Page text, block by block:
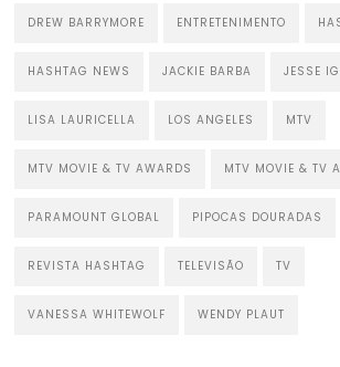
DREW BARRYMORE ENTRETENIMENTO
HASHTAG NEWS JACKIE BARBA JESSE
LISA LAURICELLA LOS ANGELES MTV
MTV MOVIE & TV AWARDS MTV MOVIE & TV
PARAMOUNT GLOBAL PIPOCAS DOURADAS
REVISTA HASHTAG TELEVISÃO TV
VANESSA WHITEWOLF WENDY PLAUT